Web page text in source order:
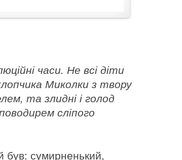
часи. Не всі діти
Миколки з твору
та злидні і голод
сліпого
був: сумирненький,